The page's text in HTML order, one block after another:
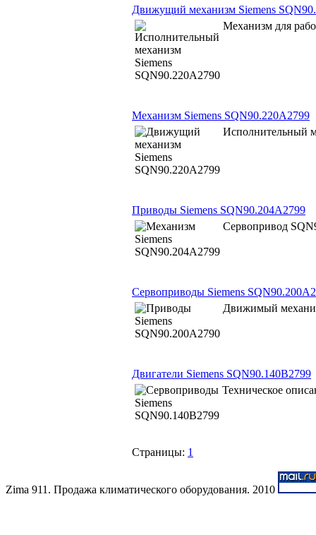
Движущий механизм Siemens
Механизм для
Механизм Siemens SQN90.220A2799
Исполнительный
Приводы Siemens SQN90.204A2799
Сервопривод
Сервоприводы Siemens
Движимый
Двигатели Siemens SQN90.140B2799
Техническое
Страницы: 1
Zima 911. Продажа климатического оборудования. 2010